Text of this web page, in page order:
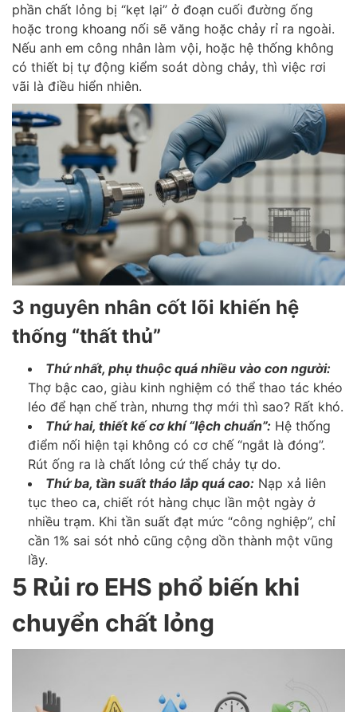
phần chất lỏng bị “kẹt lại” ở đoạn cuối đường ống
hoặc trong khoang nối sẽ văng hoặc chảy rỉ ra ngoài.
Nếu anh em công nhân làm vội, hoặc hệ thống không
có thiết bị tự động kiểm soát dòng chảy, thì việc rơi
vãi là điều hiển nhiên.
3 nguyên nhân cốt lõi khiến hệ
thống “thất thủ”
Thứ nhất, phụ thuộc quá nhiều vào con người:
Thợ bậc cao, giàu kinh nghiệm có thể thao tác khéo
léo để hạn chế tràn, nhưng thợ mới thì sao? Rất khó.
Thứ hai, thiết kế cơ khí “lệch chuẩn”: Hệ thống
điểm nối hiện tại không có cơ chế “ngắt là đóng”.
Rút ống ra là chất lỏng cứ thế chảy tự do.
Thứ ba, tần suất tháo lắp quá cao: Nạp xả liên
tục theo ca, chiết rót hàng chục lần một ngày ở
nhiều trạm. Khi tần suất đạt mức “công nghiệp”, chỉ
cần 1% sai sót nhỏ cũng cộng dồn thành một vũng
lầy.
5 Rủi ro EHS phổ biến khi
chuyển chất lỏng